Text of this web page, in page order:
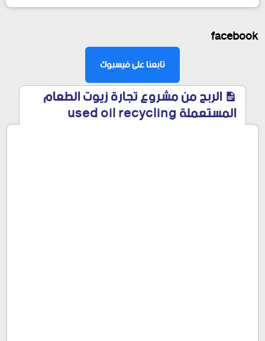
facebook
تابعنا على فيسبوك
الربح من مشروع تجارة زيوت الطعام
المستعملة used oil recycling